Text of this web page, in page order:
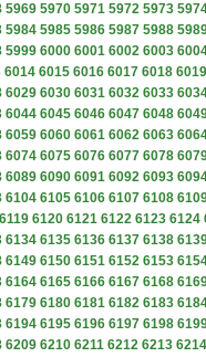
5969 5970 5971 5972 5973
5984 5985 5986 5987 5988
5999 6000 6001 6002 6003
6014 6015 6016 6017 6018 6019
6029 6030 6031 6032 6033
6044 6045 6046 6047 6048
6059 6060 6061 6062 6063
6074 6075 6076 6077 6078
6089 6090 6091 6092 6093
6104 6105 6106 6107 6108
6119 6120 6121 6122 6123 6124
6134 6135 6136 6137 6138
6149 6150 6151 6152 6153
6164 6165 6166 6167 6168
6179 6180 6181 6182 6183
6194 6195 6196 6197 6198
6209 6210 6211 6212 6213 6214